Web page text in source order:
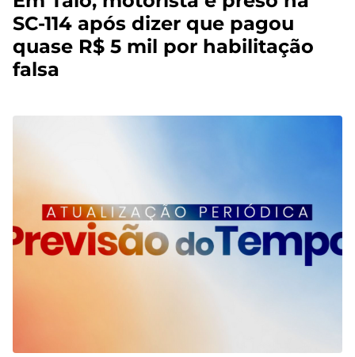
SC-114 após dizer que pagou
quase R$ 5 mil por habilitação
falsa